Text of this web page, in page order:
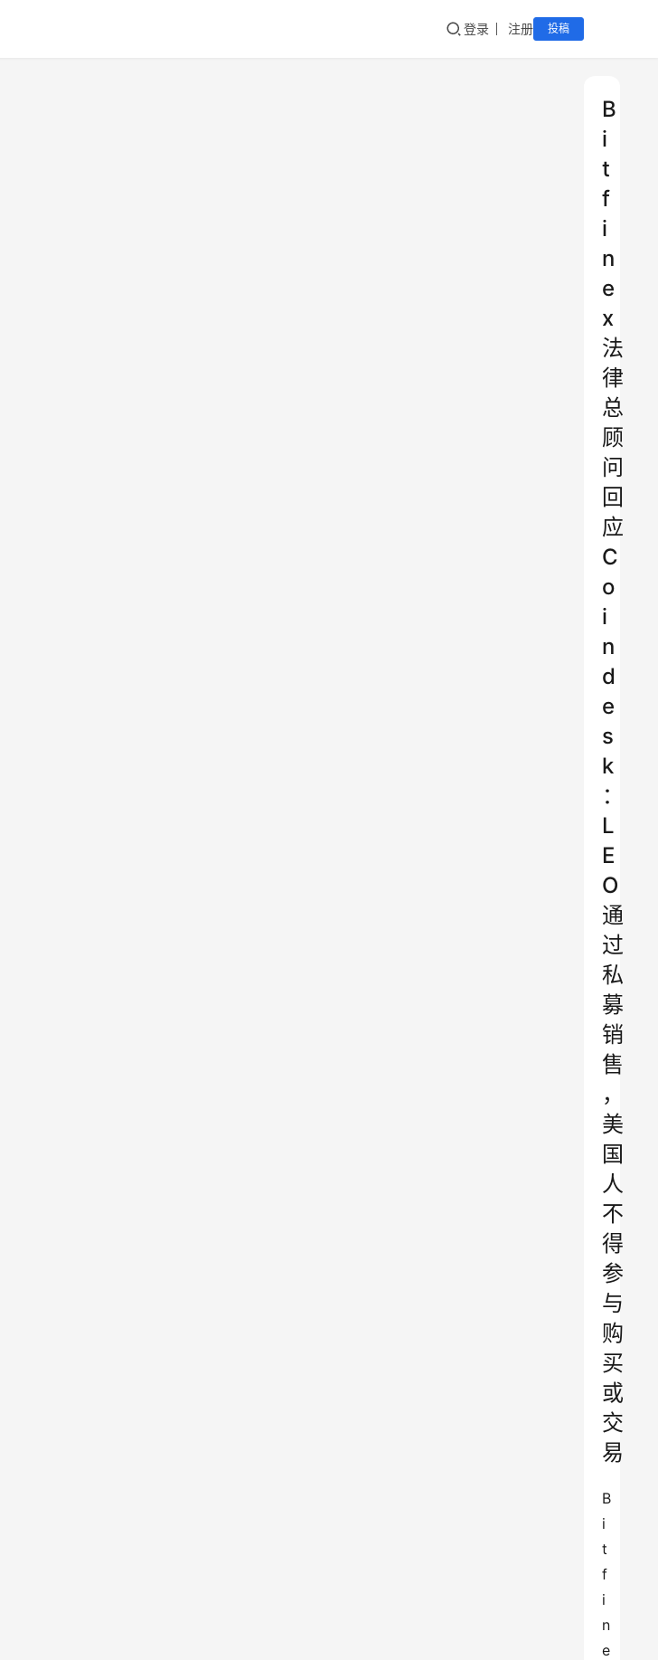
登录 注册 投稿
B
i
t
f
i
n
e
x
法
律
总
顾
问
回
应
C
o
i
n
d
e
s
k
：
L
E
O
通
过
私
募
销
售
，
美
国
人
不
得
参
与
购
买
或
交
易
B
i
t
f
i
n
e